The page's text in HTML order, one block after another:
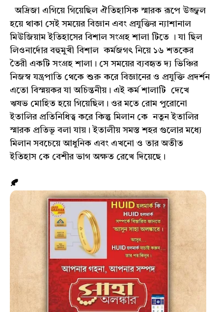
অদ্রিজা এগিয়ে গিয়েছিল ঐতিহাসিক স্মারক রূপে উজ্জ্বল
হয়ে থাকা সেই সময়ের বিজ্ঞান এবং প্রযুক্তির ন্যাশানাল
মিউজিয়াম ইতিহাসের বিশাল সংগ্রহ শালা টিতে । যা ছিল
লিওনার্দোর বহুমুখী বিশাল কর্মজগৎ নিয়ে ১৬ শতকের
তৈরী একটি সংগ্রহ শালা। সে সময়ের ব্যবহৃত দ্য ভিঞ্চির
নিজস্ব যন্ত্রপাতি থেকে শুরু করে বিজ্ঞানের ও প্রযুক্তি প্রদর্শন
এতো বিস্ময়কর যা অচিন্তনীয়। এই কর্ম শালাটি দেখে
ঋষভ মোহিত হয়ে গিয়েছিল। ওর মতে রোম পুরোনো
ইতালির প্রতিনিধিত্ব করে কিন্তু মিলান কে নতুন ইতালির
স্মারক প্রতিভূ বলা যায়। ইতালীয় সমস্ত শহর গুলোর মধ্যে
মিলান সবচেয়ে আধুনিক এবং এখনো ও তার অতীত
ইতিহাস কে বেশীর ভাগ অক্ষত রেখে দিয়েছে।
🍂